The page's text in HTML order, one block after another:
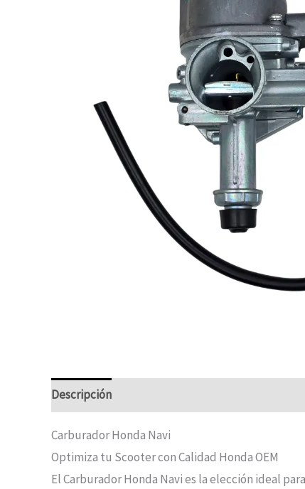
Descripción
Carburador Honda Navi
Optimiza tu Scooter con Calidad Honda OEM
El Carburador Honda Navi es la elección ideal